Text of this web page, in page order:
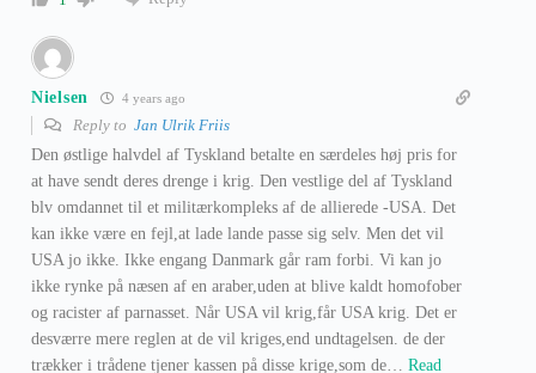
Nielsen 4 years ago
Reply to Jan Ulrik Friis
Den østlige halvdel af Tyskland betalte en særdeles høj pris for
at have sendt deres drenge i krig. Den vestlige del af Tyskland
blv omdannet til et militærkompleks af de allierede -USA. Det
kan ikke være en fejl,at lade lande passe sig selv. Men det vil
USA jo ikke. Ikke engang Danmark går ram forbi. Vi kan jo
ikke rynke på næsen af en araber,uden at blive kaldt homofober
og racister af parnasset. Når USA vil krig,får USA krig. Det er
desværre mere reglen at de vil kriges,end undtagelsen. de der
trækker i trådene tjener kassen på disse krige,som de… Read